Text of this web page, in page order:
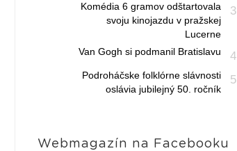
3
Komédia 6 gramov odštartovala
svoju kinojazdu v pražskej
Lucerne
4
Van Gogh si podmanil Bratislavu
5
Podroháčske folklórne slávnosti
oslávia jubilejný 50. ročník
Webmagazín na Facebooku